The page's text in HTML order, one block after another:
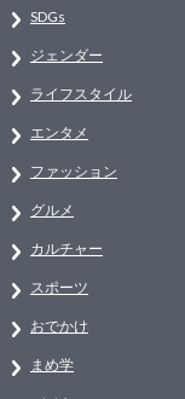
SDGs
ジェンダー
ライフスタイル
エンタメ
ファッション
グルメ
カルチャー
スポーツ
おでかけ
まめ学